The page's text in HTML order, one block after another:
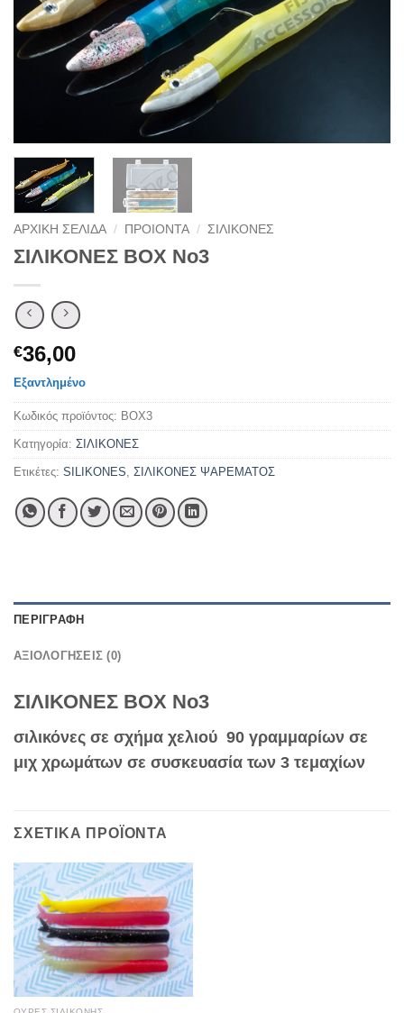
ΑΡΧΙΚΉ ΣΕΛΊΔΑ / ΠΡΟΙΟΝΤΑ / ΣΙΛΙΚΟΝΕΣ
ΣΙΛΙΚΟΝΕΣ ΒΟΧ Νο3
€36,00
Εξαντλημένο
Κωδικός προϊόντος: BOX3
Κατηγορία: ΣΙΛΙΚΟΝΕΣ
Ετικέτες: SILIKONES ΣΙΛΙΚΟΝΕΣ ΨΑΡΕΜΑΤΟΣ
ΠΕΡΙΓΡΑΦΉ
ΑΞΙΟΛΟΓΉΣΕΙΣ (0)
ΣΙΛΙΚΟΝΕΣ ΒΟΧ Νο3
σιλικόνες σε σχήμα χελιού 90 γραμμαρίων σε
μιχ χρωμάτων σε συσκευασία των 3 τεμαχίων
ΣΧΕΤΙΚΆ ΠΡΟΪΌΝΤΑ